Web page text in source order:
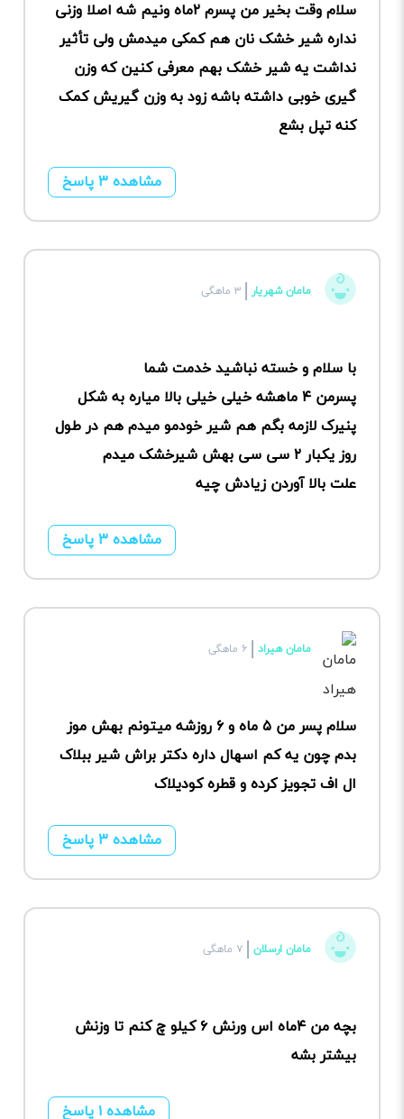
سلام وقت بخیر من پسرم ۲ماه ونیم شه اصلا وزنی
نداره شیر خشک نان هم کمکی میدمش ولی تأثیر
نداشت یه شیر خشک بهم معرفی کنین که وزن
گیری خوبی داشته باشه زود به وزن گیریش کمک
کنه تپل بشع
مشاهده ۳ پاسخ
مامان شهریار ۳ ماهگی
با سلام و خسته نباشید خدمت شما
پسرمن ۴ ماهشه خیلی خیلی بالا میاره به شکل
پنیرک لازمه بگم هم شیر خودمو میدم هم در طول
روز یکبار ۲ سی سی بهش شیرخشک میدم
علت بالا آوردن زیادش چیه
مشاهده ۳ پاسخ
مامان هیراد ۶ ماهگی
سلام پسر من ۵ ماه و ۶ روزشه میتونم بهش موز
بدم چون یه کم اسهال داره دکتر براش شیر ببلاک
ال اف تجویز کرده و قطره کودیلاک
مشاهده ۳ پاسخ
مامان ارسلان ۷ ماهگی
بچه من ۴ماه اس ورنش ۶ کیلو چ کنم تا وزنش
بیشتر بشه
مشاهده ۱ پاسخ